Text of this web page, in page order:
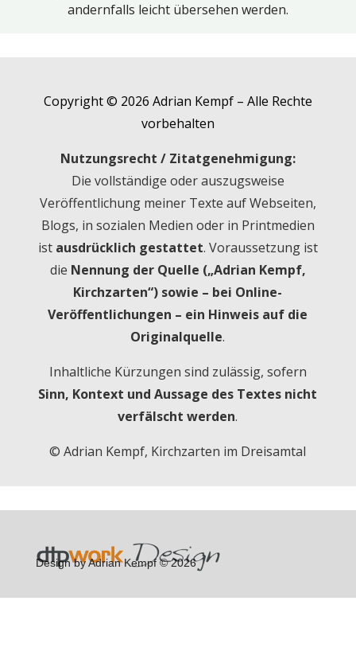
andernfalls leicht übersehen werden.
Copyright © 2026 Adrian Kempf – Alle Rechte
vorbehalten
Nutzungsrecht / Zitatgenehmigung:
Die vollständige oder auszugsweise
Veröffentlichung meiner Texte auf Webseiten,
Blogs, in sozialen Medien oder in Printmedien
ist ausdrücklich gestattet. Voraussetzung ist
die Nennung der Quelle („Adrian Kempf,
Kirchzarten“) sowie – bei Online-
Veröffentlichungen – ein Hinweis auf die
Originalquelle.
Inhaltliche Kürzungen sind zulässig, sofern
Sinn, Kontext und Aussage des Textes nicht
verfälscht werden.
© Adrian Kempf, Kirchzarten im Dreisamtal
Design by Adrian Kempf © 2026